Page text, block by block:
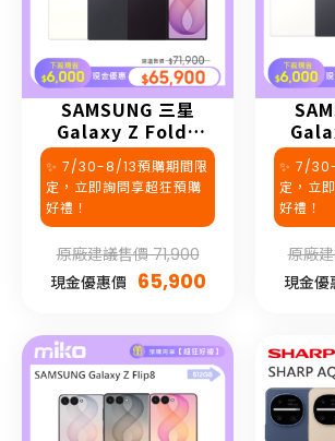
SAMSUNG 三星
Galaxy Z Fold8
Ultra
✨ 7/30-8/13預購期間限
定，立即詢問享超狂預購
好禮！
原廠建議售價 71,900
現金優惠價 65,900
✨ 7/
定，立
好禮！
原廠
現金優